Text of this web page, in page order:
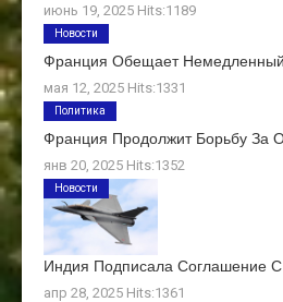
июнь 19, 2025 Hits:1189
Франция Обещает
мая 12, 2025 Hits:1331
Новости
Франция Продолжит Борьбу За
янв 20, 2025 Hits:1352
Политика
Индия Подписала Соглашение
апр 28, 2025 Hits:1361
Новости